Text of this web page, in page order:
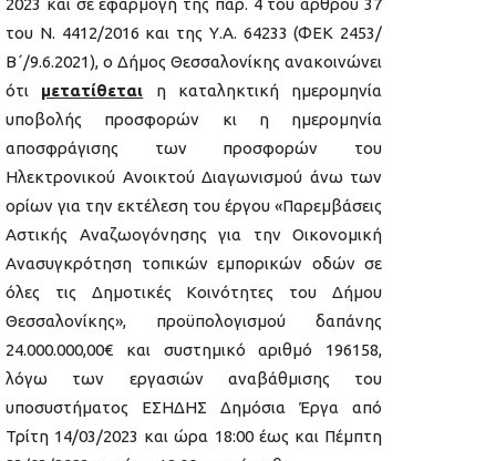
2023 και σε εφαρμογή της παρ. 4 του άρθρου 37
του Ν. 4412/2016 και της Υ.Α. 64233 (ΦΕΚ 2453/
Β΄/9.6.2021), ο Δήμος Θεσσαλονίκης ανακοινώνει
ότι μετατίθεται η καταληκτική ημερομηνία
υποβολής προσφορών κι η ημερομηνία
αποσφράγισης των προσφορών του
Ηλεκτρονικού Ανοικτού Διαγωνισμού άνω των
ορίων για την εκτέλεση του έργου «Παρεμβάσεις
Αστικής Αναζωογόνησης για την Οικονομική
Ανασυγκρότηση τοπικών εμπορικών οδών σε
όλες τις Δημοτικές Κοινότητες του Δήμου
Θεσσαλονίκης», προϋπολογισμού δαπάνης
24.000.000,00€ και συστημικό αριθμό 196158,
λόγω των εργασιών αναβάθμισης του
υποσυστήματος ΕΣΗΔΗΣ Δημόσια Έργα από
Τρίτη 14/03/2023 και ώρα 18:00 έως και Πέμπτη